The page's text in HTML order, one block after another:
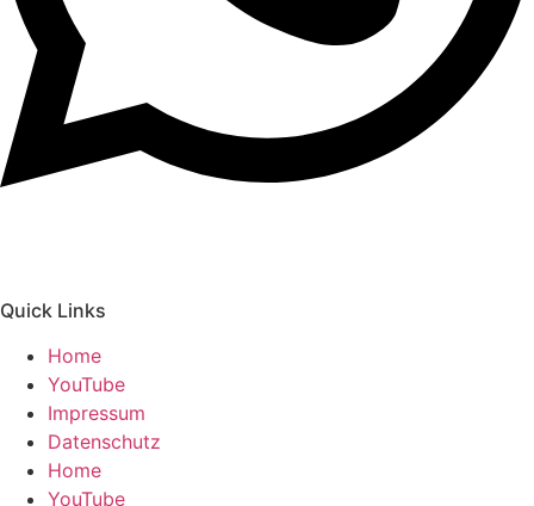
Quick Links
Home
YouTube
Impressum
Datenschutz
Home
YouTube